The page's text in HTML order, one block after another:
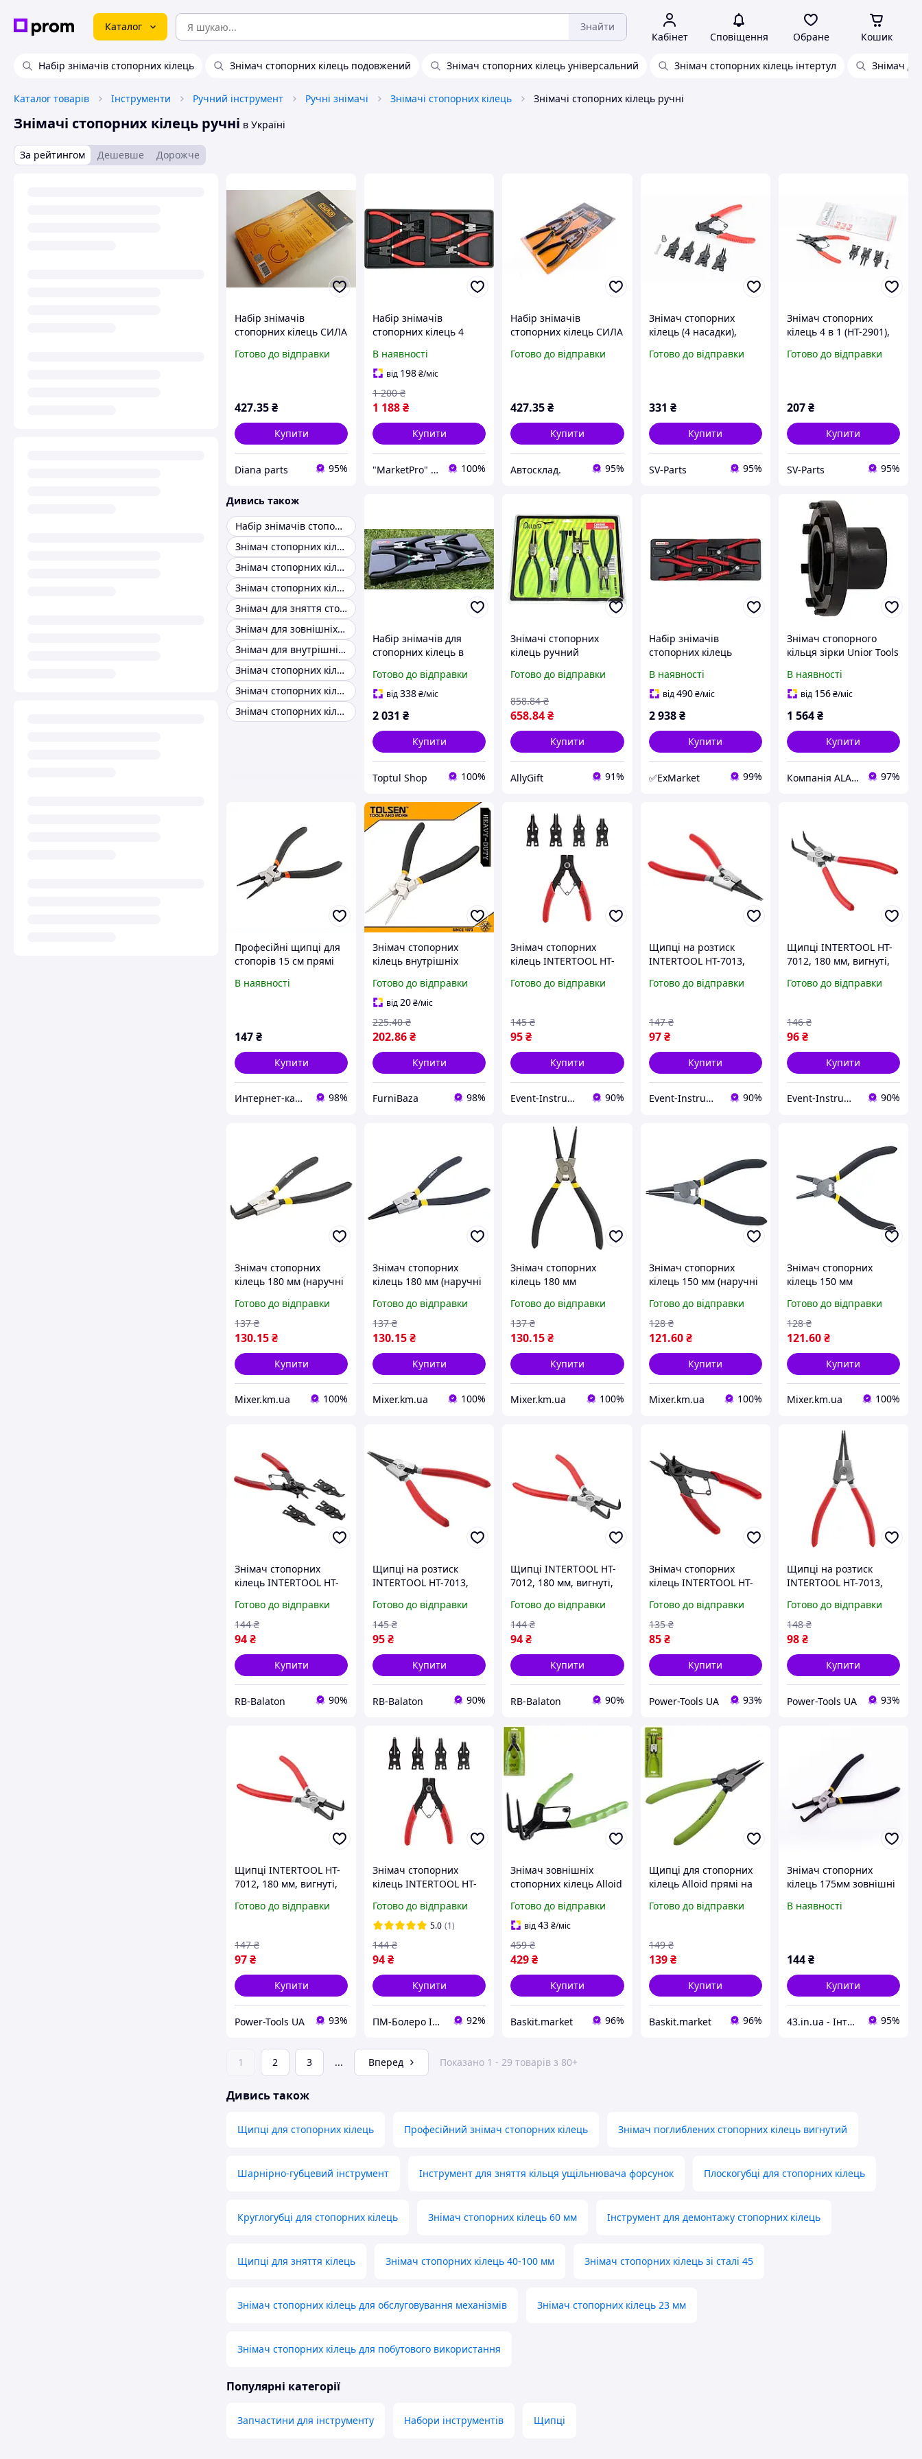
Каталог Знайти
Кабінет Сповіщення Обране Кошик
Набір знімачів стопорних кілець Знімач стопорних кілець подовжений Знімач стопорних кілець універсальний Знімач стопорних кілець інтертул Знімач
Каталог товарів Інструменти Ручний інструмент Ручні знімачі Знімачі стопорних кілець Знімачі стопорних кілець ручні
Знімачі стопорних кілець ручні в Україні
За рейтингом Дешевше Дорожче
Набір знімачів
стопорних кілець СИЛА
гумовий/175мм/к-т 4
Готово до відправки
427.35₴
Купити
Diana parts 95%
Набір знімачів
стопорних кілець 4
YATO YT-55443
В наявності
від 198₴/міс
1 188₴
1 200 ₴
Купити
"MarketPro" Інтернет-магазин інструментів та обладнання 100%
Набір знімачів
стопорних кілець СИЛА
гумовий/175мм/к-т 4
Готово до відправки
427.35₴
Купити
Автосклад. 95%
Знімач стопорних
кілець (4 насадки),
332037
Готово до відправки
331 ₴
Купити
SV-Parts 95%
Знімач стопорних
кілець 4 в 1 (HT-2901),
702409
Готово до відправки
207₴
Купити
SV-Parts 95%
Дивись також
Набір знімачів стопорних кілець
Знімач стопорних кілець подовжений
Знімач стопорних кілець універсальний
Знімач стопорних кілець інтертул
Знімач для зняття стопорних кілець
Знімач для зовнішніх стопорних кілець
Знімач для внутрішніх стопорних кілець
Знімач стопорних кілець із довгим жалом
Знімач стопорних кілець на розтискання
Знімач стопорних кілець 19-60 мм
Набір знімачів для
стопорних кілець в
предмети TOPTUL
GBAT0401
Готово до відправки
від338₴/міс
2 031 ₴
Купити
Toptul Shop 100%
Знімачі стопорних
кілець ручний
набір 4 предмети Alloid
обслуговування
Готово до відправки
658.84₴
858.84 ₴
Купити
AllyGift 91%
Набір знімачів
стопорних кілець
GBAT0403
В наявності
від490 ₴/міс
2 938 ₴
Купити
✅ExMarket 99%
Знімач стопорного
кільця зірки Unior Tools
lockring tool
В наявності
від 156₴/міс
1 564₴
Купити
Компанія ALANTUR 97%
Професійні щипці для
стопорів 15 см прямі
В наявності
147₴
Купити
Инте​рнет​-кат​алог ск​​идок "BAGSPACE" 98%
Знімач стопорних
кілець внутрішніх
вуглецевої сталі для
авторемонту, монтажу
Готово до відправки
від20₴/міс
202.86₴
225.40 ₴
Купити
FurniBaza 98%
Знімач стопорних
кілець INTERTOOL HT-
демонтажу стопорних
Готово до відправки
95₴
145 ₴
Купити
Event-Instrument 90%
Щипці на розтиск
INTERTOOL HT-7013,
для зовнішніх кілець
Готово до відправки
97 ₴
147 ₴
Купити
Event-Instrument 90%
Щипці INTERTOOL HT-
7012, 180 мм, вигнуті,
у кожному русі
Готово до відправки
96₴
146 ₴
Купити
Event-Instrument 90%
Знімач стопорних
кілець 180 мм (наручні
Готово до відправки
130.15₴
137 ₴
Купити
Mixer.km.ua 100%
Знімач стопорних
кілець 180 мм (наручні
Готово до відправки
130.15₴
137 ₴
Купити
Mixer.km.ua 100%
Знімач стопорних
кілець 180 мм
SIGMA (4350011)
Готово до відправки
130.15₴
137 ₴
Купити
Mixer.km.ua 100%
Знімач стопорних
кілець 150 мм (наручні
Готово до відправки
121.60 ₴
128 ₴
Купити
Mixer.km.ua 100%
Знімач стопорних
кілець 150 мм
(4350225)
Готово до відправки
121.60₴
128 ₴
Купити
Mixer.km.ua 100%
Знімач стопорних
кілець INTERTOOL HT-
одному інструменті
Готово до відправки
94₴
144 ₴
Купити
RB-Balaton 90%
Щипці на розтиск
INTERTOOL HT-7013,
щипці для зняття
стопорних кілець
Готово до відправки
95₴
145 ₴
Купити
RB-Balaton 90%
Щипці INTERTOOL HT-
7012, 180 мм, вигнуті,
зняття стопорних
кілець
Готово до відправки
94₴
144 ₴
Купити
RB-Balaton 90%
Знімач стопорних
кілець INTERTOOL HT-
швидко, доступно
Готово до відправки
85 ₴
135 ₴
Купити
Power-Tools UA 93%
Щипці на розтиск
INTERTOOL HT-7013,
чітка фіксація
Готово до відправки
98₴
148 ₴
Купити
Power-Tools UA 93%
Щипці INTERTOOL HT-
7012, 180 мм, вигнуті,
форма, ідеальна для
Готово до відправки
97₴
147 ₴
Купити
Power-Tools UA 93%
Знімач стопорних
кілець INTERTOOL HT-
демонтажу стопорних
кілець
Готово до відправки
5.0 (1)
94₴
144 ₴
Купити
ПМ-Болеро Інструмент 92%
Знімач зовнішніх
стопорних кілець Alloid
Готово до відправки
від43₴/міс
429₴
459 ₴
Купити
Baskit.market 96%
Щипці для стопорних
кілець Alloid прямі на
Готово до відправки
139 ₴
149 ₴
Купити
Baskit.market 96%
Знімач стопорних
кілець 175мм зовнішні
В наявності
144₴
Купити
43.in.ua - Інтернет-магазин з широким асортиментом різних товарів для Вашого життя та комфорту 95%
1 2 3 ... Вперед Показано 1 - 29 товарів з 80+
Дивись також
Щипці для стопорних кілець Професійний знімач стопорних кілець Знімач поглиблених стопорних кілець вигнутий
Шарнірно-губцевий інструмент Інструмент для зняття кільця ущільнювача форсунок Плоскогубці для стопорних кілець
Круглогубці для стопорних кілець Знімач стопорних кілець 60 мм Інструмент для демонтажу стопорних кілець
Щипці для зняття кілець Знімач стопорних кілець 40-100 мм Знімач стопорних кілець зі сталі 45
Знімач стопорних кілець для обслуговування механізмів Знімач стопорних кілець 23 мм
Знімач стопорних кілець для побутового використання
Популярні категорії
Запчастини для інструменту Набори інструментів Щипці